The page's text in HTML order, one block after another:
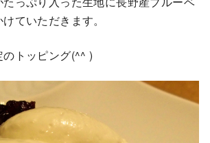
ていただきます。
トッピング(^^ )